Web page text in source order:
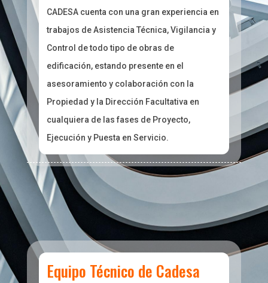
CADESA cuenta con una gran experiencia en
trabajos de Asistencia Técnica, Vigilancia y
Control de todo tipo de obras de
edificación, estando presente en el
asesoramiento y colaboración con la
Propiedad y la Dirección Facultativa en
cualquiera de las fases de Proyecto,
Ejecución y Puesta en Servicio.
Equipo Técnico de Cadesa